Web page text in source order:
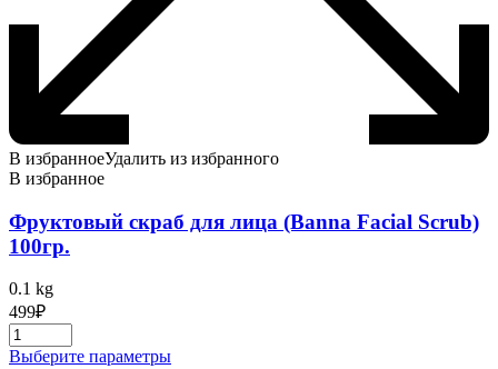
В избранноеУдалить из избранного
В избранное
Фруктовый скраб для лица (Banna Facial Scrub)
100гр.
0.1 kg
499₽
Выберите параметрыЭтот